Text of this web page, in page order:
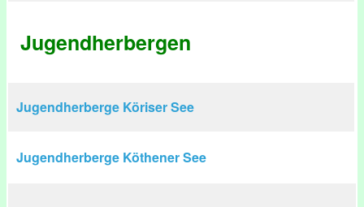
Jugendherbergen
Jugendherberge Köriser See
Jugendherberge Köthener See